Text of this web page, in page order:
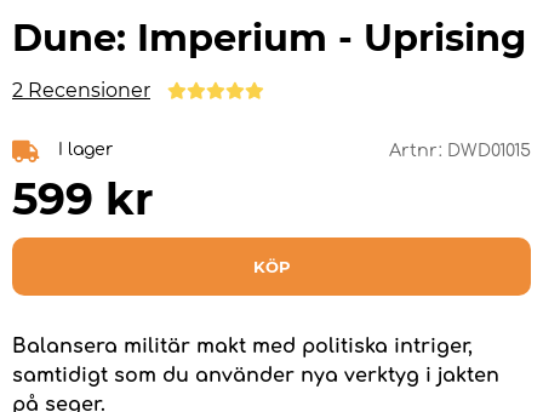
Dune: Imperium - Uprising
2 Recensioner
I lager Artnr: DWD01015
599 kr
KÖP
Balansera militär makt med politiska intriger,
samtidigt som du använder nya verktyg i jakten
på seger.